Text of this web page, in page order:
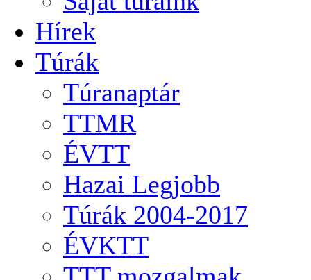
Hírek
Túrák
Túranaptár
TTMR
ÉVTT
Hazai Legjobb
Túrák 2004-2017
ÉVKTT